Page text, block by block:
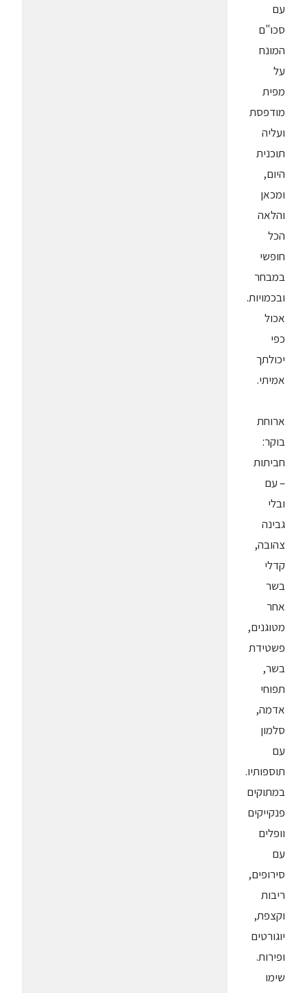
עם
סכו"ם
המונח
על
מפית
מודפסת
ועליה
תוכנית
היום,
ומכאן
והלאה
הכל
חופשי
במבחר
ובכמויות.
אכול
כפי
יכולתך
אמיתי.
ארוחת
בוקר:
חביתות
– עם
ובלי
גבינה
צהובה,
קדלי
בשר
אחר
מטוגנים,
פשטידת
בשר,
תפוחי
אדמה,
סלמון
עם
תוספותיו.
במתוקים
פנקייקים
וופלים
עם
סירופים,
ריבות
וקצפת,
יוגורטים
ופירות.
שימו